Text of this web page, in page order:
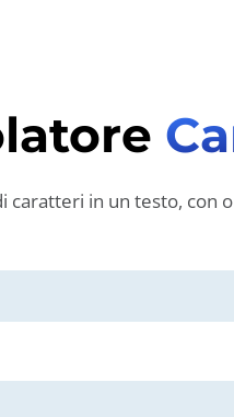
caratteri in un testo, con